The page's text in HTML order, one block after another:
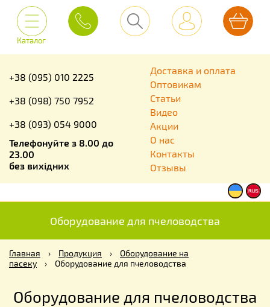
Каталог
+38 (095) 010 2225
+38 (098) 750 7952
+38 (093) 054 9000
Телефонуйте з 8.00 до
23.00
без вихідних
Доставка и оплата
Оптовикам
Статьи
Видео
Акции
О нас
Контакты
Отзывы
Оборудование для пчеловодства
Главная › Продукция ›
Оборудование на
пасеку
› Оборудование для пчеловодства
Оборудование для пчеловодства